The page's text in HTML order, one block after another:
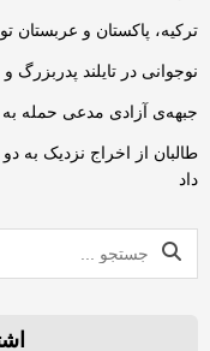
ترکیه، پاکستان و عربستان
نوجوانی در تایلند
جبهه‌ی آزادی مدعی حمله به
طالبان از اخراج نزدیک به
داد